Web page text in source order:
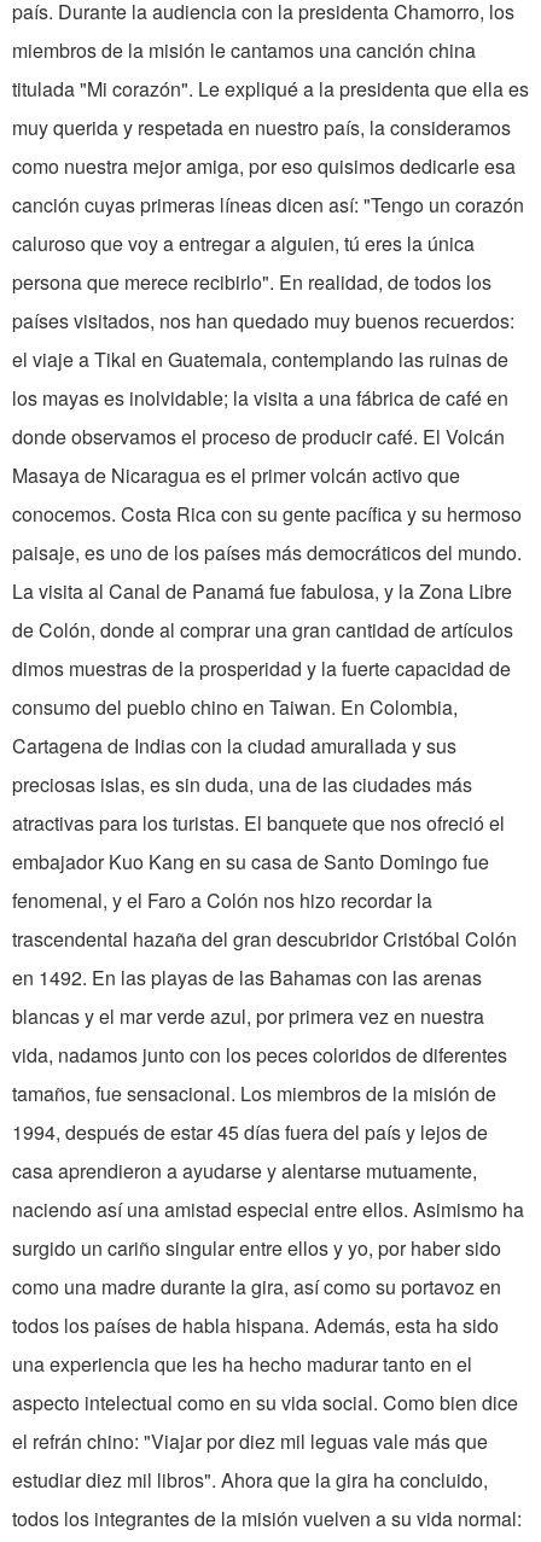
país. Durante la audiencia con la presidenta Chamorro, los
miembros de la misión le cantamos una canción china
titulada "Mi corazón". Le expliqué a la presidenta que ella es
muy querida y respetada en nuestro país, la consideramos
como nuestra mejor amiga, por eso quisimos dedicarle esa
canción cuyas primeras líneas dicen así: "Tengo un corazón
caluroso que voy a entregar a alguien, tú eres la única
persona que merece recibirlo". En realidad, de todos los
países visitados, nos han quedado muy buenos recuerdos:
el viaje a Tikal en Guatemala, contemplando las ruinas de
los mayas es inolvidable; la visita a una fábrica de café en
donde observamos el proceso de producir café. El Volcán
Masaya de Nicaragua es el primer volcán activo que
conocemos. Costa Rica con su gente pacífica y su hermoso
paisaje, es uno de los países más democráticos del mundo.
La visita al Canal de Panamá fue fabulosa, y la Zona Libre
de Colón, donde al comprar una gran cantidad de artículos
dimos muestras de la prosperidad y la fuerte capacidad de
consumo del pueblo chino en Taiwan. En Colombia,
Cartagena de Indias con la ciudad amurallada y sus
preciosas islas, es sin duda, una de las ciudades más
atractivas para los turistas. El banquete que nos ofreció el
embajador Kuo Kang en su casa de Santo Domingo fue
fenomenal, y el Faro a Colón nos hizo recordar la
trascendental hazaña del gran descubridor Cristóbal Colón
en 1492. En las playas de las Bahamas con las arenas
blancas y el mar verde azul, por primera vez en nuestra
vida, nadamos junto con los peces coloridos de diferentes
tamaños, fue sensacional. Los miembros de la misión de
1994, después de estar 45 días fuera del país y lejos de
casa aprendieron a ayudarse y alentarse mutuamente,
naciendo así una amistad especial entre ellos. Asimismo ha
surgido un cariño singular entre ellos y yo, por haber sido
como una madre durante la gira, así como su portavoz en
todos los países de habla hispana. Además, esta ha sido
una experiencia que les ha hecho madurar tanto en el
aspecto intelectual como en su vida social. Como bien dice
el refrán chino: "Viajar por diez mil leguas vale más que
estudiar diez mil libros". Ahora que la gira ha concluido,
todos los integrantes de la misión vuelven a su vida normal: